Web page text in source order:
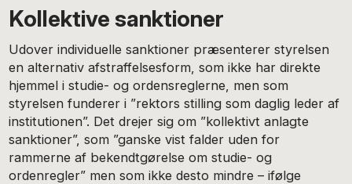
Kollektive sanktioner
Udover individuelle sanktioner præsenterer styrelsen
en alternativ afstraffelsesform, som ikke har direkte
hjemmel i studie- og ordensreglerne, men som
styrelsen funderer i ”rektors stilling som daglig leder af
institutionen”. Det drejer sig om ”kollektivt anlagte
sanktioner”, som ”ganske vist falder uden for
rammerne af bekendtgørelse om studie- og
ordenregler” men som ikke desto mindre – ifølge